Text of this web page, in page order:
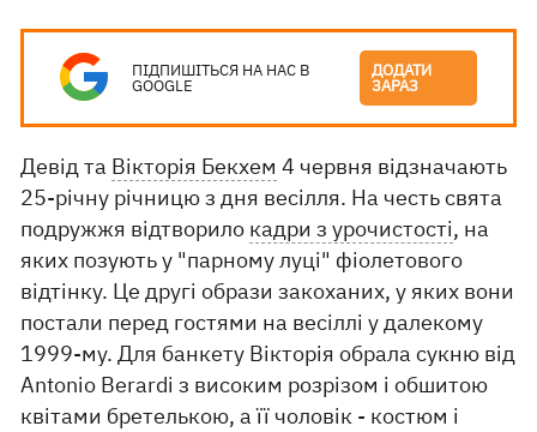
ПІДПИШІТЬСЯ НА НАС В
GOOGLE
ДОДАТИ
ЗАРАЗ
Девід та Вікторія Бекхем 4 червня відзначають
25-річну річницю з дня весілля. На честь свята
подружжя відтворило кадри з урочистості, на
яких позують у "парному луці" фіолетового
відтінку. Це другі образи закоханих, у яких вони
постали перед гостями на весіллі у далекому
1999-му. Для банкету Вікторія обрала сукню від
Antonio Berardi з високим розрізом і обшитою
квітами бретелькою, а її чоловік - костюм і